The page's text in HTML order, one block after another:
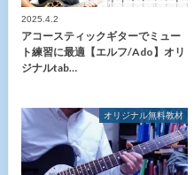
2025.4.2
アコースティックギターでミュー
ト練習に最適【エルフ/Ado】オリ
ジナルtab…
オリジナル無料教材